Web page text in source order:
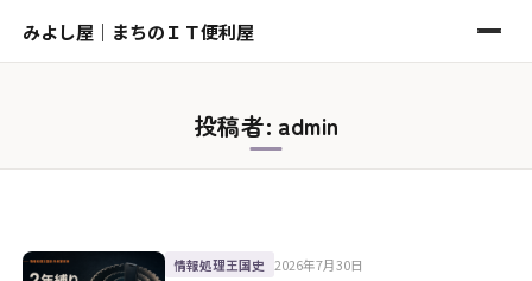
みよし屋｜まちのＩＴ便利屋
投稿者: admin
情報処理王国史 2026年7月30日